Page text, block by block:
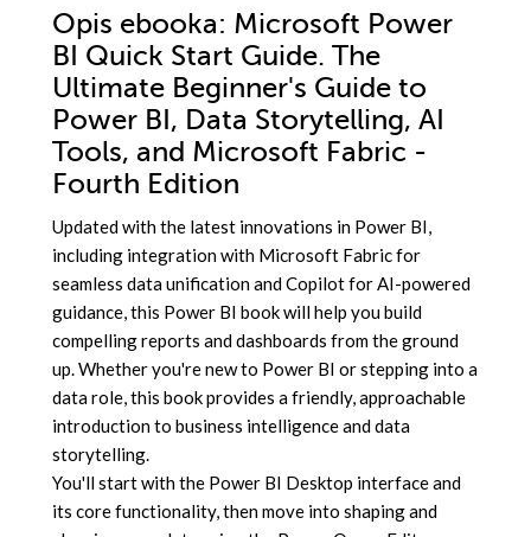
Opis ebooka: Microsoft Power
BI Quick Start Guide. The
Ultimate Beginner's Guide to
Power BI, Data Storytelling, AI
Tools, and Microsoft Fabric -
Fourth Edition
Updated with the latest innovations in Power BI,
including integration with Microsoft Fabric for
seamless data unification and Copilot for AI-powered
guidance, this Power BI book will help you build
compelling reports and dashboards from the ground
up. Whether you're new to Power BI or stepping into a
data role, this book provides a friendly, approachable
introduction to business intelligence and data
storytelling.
You'll start with the Power BI Desktop interface and
its core functionality, then move into shaping and